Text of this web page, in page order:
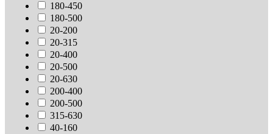
180-450
180-500
20-200
20-315
20-400
20-500
20-630
200-400
200-500
315-630
40-160